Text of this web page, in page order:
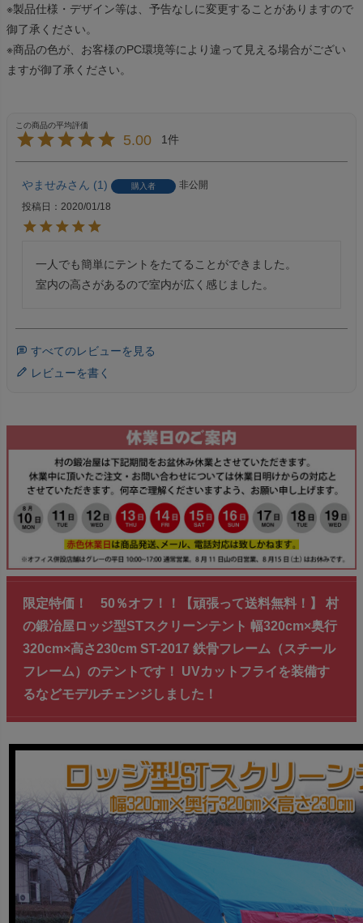
※製品仕様・デザイン等は、予告なしに変更することがありますので
御了承ください。
※商品の色が、お客様のPC環境等により違って見える場合がござい
ますが御了承ください。
5.00 1
やませみ 1 購入者
非公開
投稿日
2020/01/18
一人でも簡単にテントをたてることができました。
室内の高さがあるので室内が広く感じました。
すべてのレビューを見る
レビューを書く
限定特価！ 50％オフ！！【頑張って送料無料！】 村
の鍛冶屋ロッジ型STスクリーンテント 幅320cm×奥行
320cm×高さ230cm ST-2017 鉄骨フレーム（スチール
フレーム）のテントです！ UVカットフライを装備す
るなどモデルチェンジしました！